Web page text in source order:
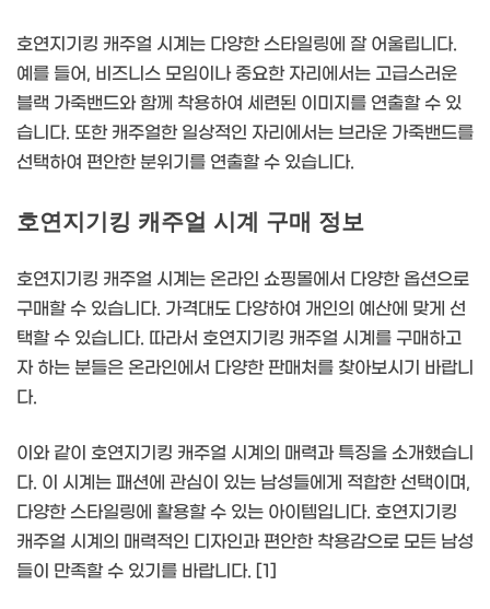
호연지기킹 캐주얼 시계는 다양한 스타일링에 잘 어울립니다.
예를 들어, 비즈니스 모임이나 중요한 자리에서는 고급스러운
블랙 가죽밴드와 함께 착용하여 세련된 이미지를 연출할 수 있
습니다. 또한 캐주얼한 일상적인 자리에서는 브라운 가죽밴드를
선택하여 편안한 분위기를 연출할 수 있습니다.
호연지기킹 캐주얼 시계 구매 정보
호연지기킹 캐주얼 시계는 온라인 쇼핑몰에서 다양한 옵션으로
구매할 수 있습니다. 가격대도 다양하여 개인의 예산에 맞게 선
택할 수 있습니다. 따라서 호연지기킹 캐주얼 시계를 구매하고
자 하는 분들은 온라인에서 다양한 판매처를 찾아보시기 바랍니
다.
이와 같이 호연지기킹 캐주얼 시계의 매력과 특징을 소개했습니
다. 이 시계는 패션에 관심이 있는 남성들에게 적합한 선택이며,
다양한 스타일링에 활용할 수 있는 아이템입니다. 호연지기킹
캐주얼 시계의 매력적인 디자인과 편안한 착용감으로 모든 남성
들이 만족할 수 있기를 바랍니다. [1]